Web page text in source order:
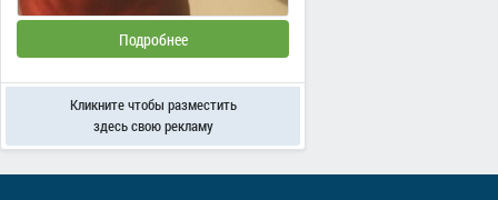
Подробнее
Кликните чтобы разместить
здесь свою рекламу